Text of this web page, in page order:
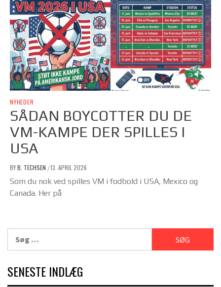
NYHEDER
SÅDAN BOYCOTTER DU DE
VM-KAMPE DER SPILLES I
USA
BYB. TECHSEN /13. APRIL 2026
Som du nok ved spilles VM i fodbold i USA, Mexico og
Canada. Her på
efter:
SENESTE INDLÆG